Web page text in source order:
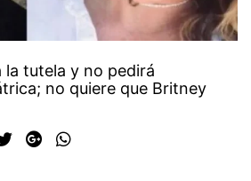
la tutela y no pedirá
no quiere que Britney